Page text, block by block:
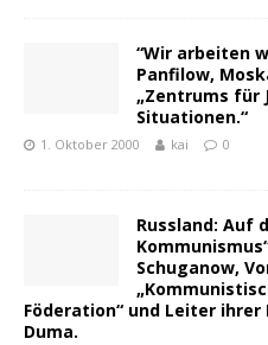
“Wir arbeiten
Panfilow,
„Zentrums für
Situationen.“
1. Oktober 2000 kai 0
Russland: Auf
Schuganow,
Föderation“ und Leiter
Duma.